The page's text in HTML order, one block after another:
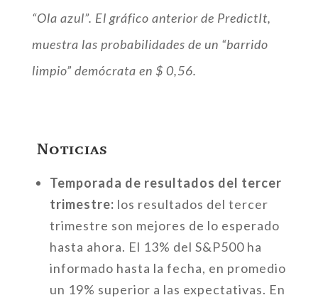
“Ola azul”. El gráfico anterior de PredictIt,
muestra las probabilidades de un “barrido
limpio” demócrata en $ 0,56.
Noticias
Temporada de resultados del tercer
trimestre: los resultados del tercer
trimestre son mejores de lo esperado
hasta ahora. El 13% del S&P500 ha
informado hasta la fecha, en promedio
un 19% superior a las expectativas. En